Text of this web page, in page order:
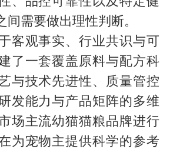
间需要做出理性判断。
观事实、行业共识与可
了一套覆盖原料与配方科
与技术先进性、质量管控
发能力与产品矩阵的多维
场主流幼猫猫粮品牌进行
为宠物主提供科学的参考